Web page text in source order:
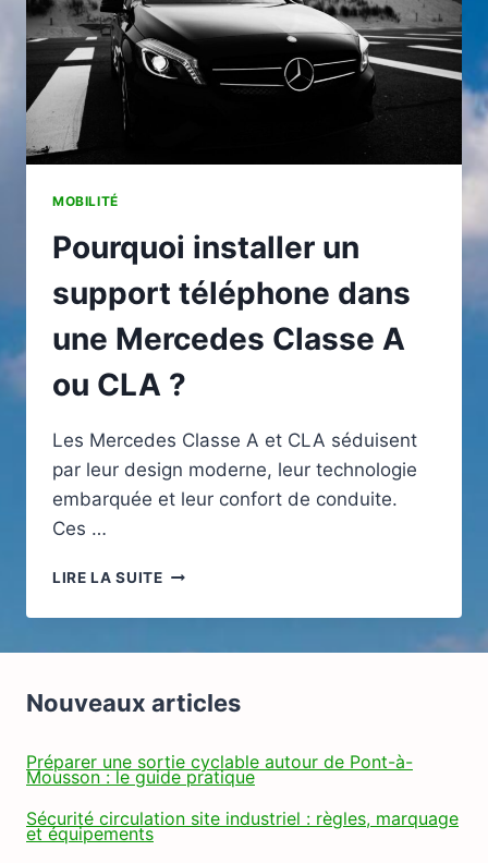
MOBILITÉ
Pourquoi installer un
support téléphone dans
une Mercedes Classe A
ou CLA ?
Les Mercedes Classe A et CLA séduisent
par leur design moderne, leur technologie
embarquée et leur confort de conduite.
Ces …
LIRE LA SUITEPOURQUOI
UN
UNE
CLASSE
A
CLA
Nouveaux articles
Préparer une sortie cyclable autour de Pont-à-
Mousson : le guide pratique
Sécurité circulation site industriel : règles, marquage
et équipements